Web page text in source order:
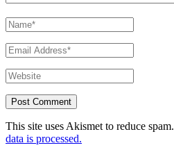
This site uses Akismet to reduce spam.
data is processed.